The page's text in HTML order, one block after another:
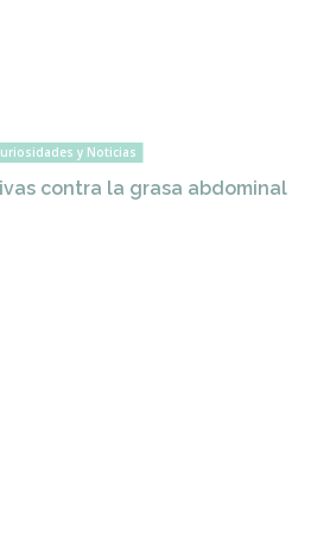
y Noticias
contra la grasa abdominal